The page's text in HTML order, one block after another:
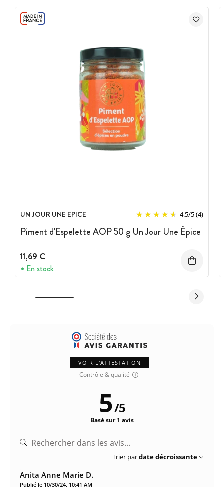
UN JOUR UNE EPICE 4.5/5(4)
Piment d'Espelette AOP 50 g Un Jour Une Épice
11,69 €
En stock
VOIR L'ATTESTATION
Contrôle & qualité
5/5
Basé sur 1 avis
Trier pardate décroissante
Anita Anne Marie D.
Publié le 10/30/24, 10:41 AM